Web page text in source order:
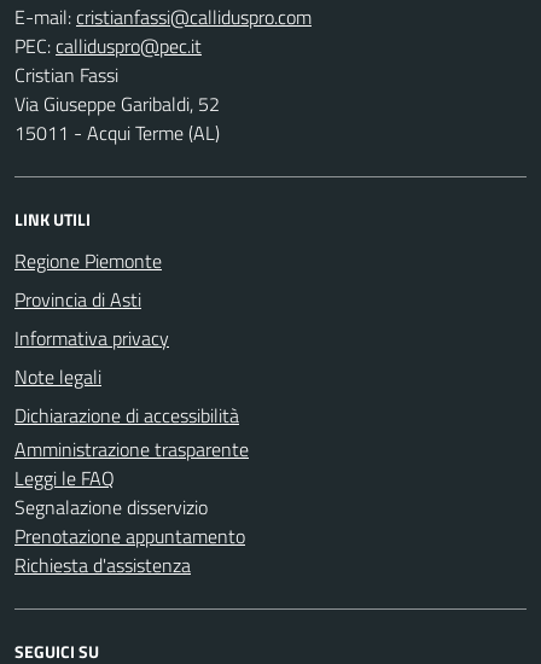
E-mail:
PEC:
Cristian Fassi
Via Giuseppe Garibaldi, 52
15011 - Acqui Terme (AL)
LINK UTILI
Regione Piemonte
Provincia di Asti
Informativa privacy
Note legali
Dichiarazione di accessibilità
Amministrazione trasparente
Leggi le FAQ
Segnalazione disservizio
Prenotazione appuntamento
Richiesta d'assistenza
SEGUICI SU